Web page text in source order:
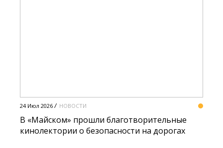
24 Июл 2026 НОВОСТИ
В «Майском» прошли благотворительные
кинолектории о безопасности на дорогах